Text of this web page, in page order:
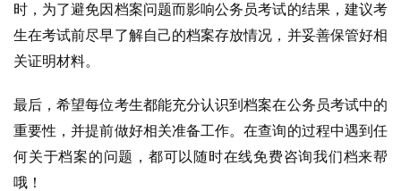
时，为了避免因档案问题而影响公务员考试的结果，建议考
生在考试前尽早了解自己的档案存放情况，并妥善保管好相
关证明材料。
最后，希望每位考生都能充分认识到档案在公务员考试中的
重要性，并提前做好相关准备工作。在查询的过程中遇到任
何关于档案的问题，都可以随时在线免费咨询我们档来帮
哦！